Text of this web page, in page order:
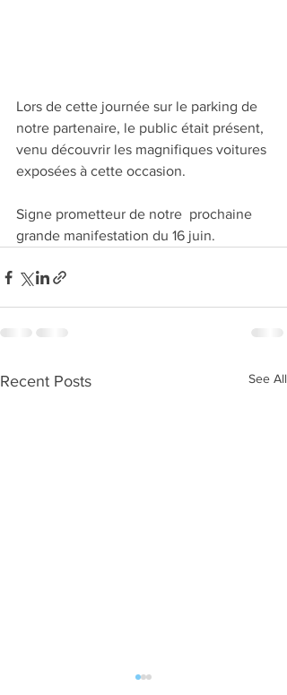
Lors de cette journée sur le parking de
notre partenaire, le public était présent,
venu découvrir les magnifiques voitures
exposées à cette occasion.
Signe prometteur de notre  prochaine
grande manifestation du 16 juin.
Recent Posts See All